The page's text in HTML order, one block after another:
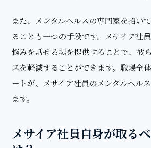
また、メンタルヘルスの専門家を招い
ることも一つの手段です。メサイア社
悩みを話せる場を提供することで、彼
スを軽減することができます。職場全
ートが、メサイア社員のメンタルヘル
ます。
メサイア社員自身が取る